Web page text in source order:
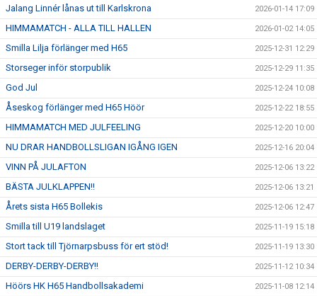
Jalang Linnér lånas ut till Karlskrona 2026-01-14 17:09
HIMMAMATCH - ALLA TILL HALLEN 2026-01-02 14:05
Smilla Lilja förlänger med H65 2025-12-31 12:29
Storseger inför storpublik 2025-12-29 11:35
God Jul 2025-12-24 10:08
Åseskog förlänger med H65 Höör 2025-12-22 18:55
HIMMAMATCH MED JULFEELING 2025-12-20 10:00
NU DRAR HANDBOLLSLIGAN IGÅNG IGEN 2025-12-16 20:04
VINN PÅ JULAFTON 2025-12-06 13:22
BÄSTA JULKLAPPEN!! 2025-12-06 13:21
Årets sista H65 Bollekis 2025-12-06 12:47
Smilla till U19 landslaget 2025-11-19 15:18
Stort tack till Tjörnarpsbuss för ert stöd! 2025-11-19 13:30
DERBY-DERBY-DERBY!! 2025-11-12 10:34
Höörs HK H65 Handbollsakademi 2025-11-08 12:14